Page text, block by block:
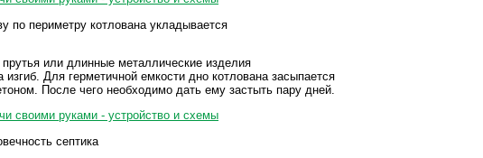
по периметру котлована укладывается
или длинные металлические изделия
Для герметичной емкости дно котлована засыпается
После чего необходимо дать ему застыть пару дней.
септика